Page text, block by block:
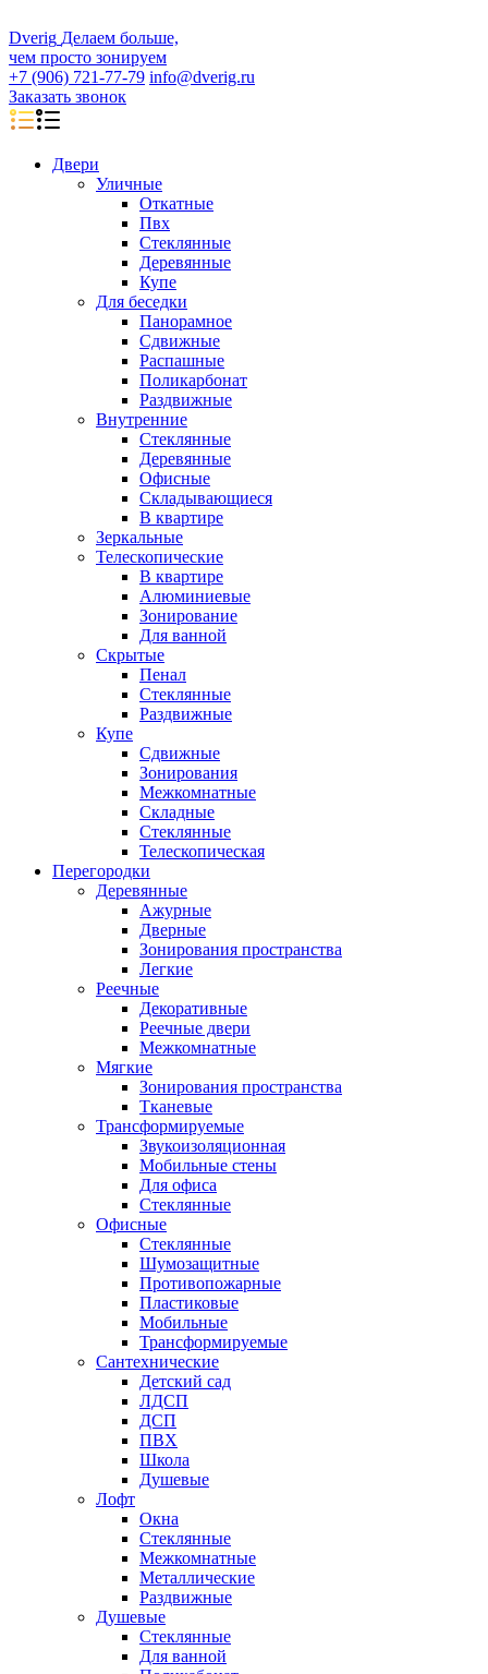
Dverig Делаем больше,
чем просто зонируем
+7 (906) 721-77-79 info@dverig.ru
Заказать звонок
Двери
Уличные
Откатные
Пвх
Стеклянные
Деревянные
Купе
Для беседки
Панорамное
Сдвижные
Распашные
Поликарбонат
Раздвижные
Внутренние
Стеклянные
Деревянные
Офисные
Складывающиеся
В квартире
Зеркальные
Телескопические
В квартире
Алюминиевые
Зонирование
Для ванной
Скрытые
Пенал
Стеклянные
Раздвижные
Купе
Сдвижные
Зонирования
Межкомнатные
Складные
Стеклянные
Телескопическая
Перегородки
Деревянные
Ажурные
Дверные
Зонирования пространства
Легкие
Реечные
Декоративные
Реечные двери
Межкомнатные
Мягкие
Зонирования пространства
Тканевые
Трансформируемые
Звукоизоляционная
Мобильные стены
Для офиса
Стеклянные
Офисные
Стеклянные
Шумозащитные
Противопожарные
Пластиковые
Мобильные
Трансформируемые
Сантехнические
Детский сад
ЛДСП
ДСП
ПВХ
Школа
Душевые
Лофт
Окна
Стеклянные
Межкомнатные
Металлические
Раздвижные
Душевые
Стеклянные
Для ванной